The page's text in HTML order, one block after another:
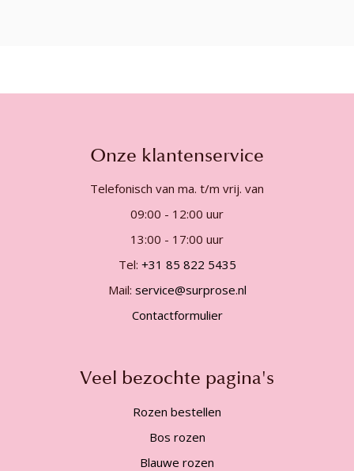
Onze klantenservice
Telefonisch van ma. t/m vrij. van
09:00 - 12:00 uur
13:00 - 17:00 uur
Tel: +31 85 822 5435
Mail: service@surprose.nl
Contactformulier
Veel bezochte pagina's
Rozen bestellen
Bos rozen
Blauwe rozen